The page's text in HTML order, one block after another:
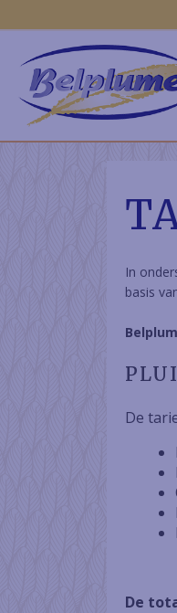
In
basis
De
De